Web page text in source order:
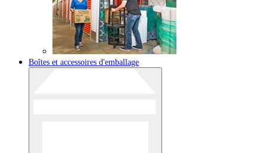
Boîtes et accessoires d'emballage